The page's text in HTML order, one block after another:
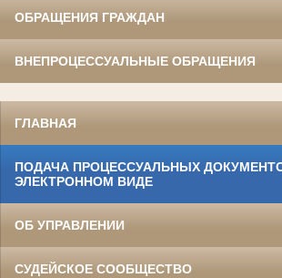
ОБРАЩЕНИЯ ГРАЖДАН
ВНЕПРОЦЕССУАЛЬНЫЕ ОБРАЩЕНИЯ
ГЛАВНАЯ
ПОДАЧА ПРОЦЕССУАЛЬНЫХ
ЭЛЕКТРОННОМ ВИДЕ
ОБ УПРАВЛЕНИИ
СУДЕЙСКОЕ СООБЩЕСТВО